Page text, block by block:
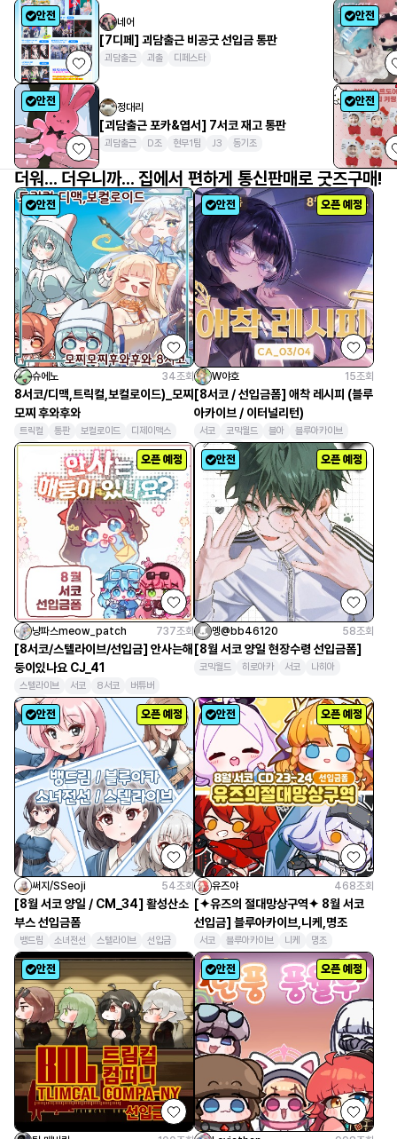
안전 네어
[7디페] 괴담출근 비공굿 선입금 통판
괴담출근 괴출 디페스타
안전 정대리
[괴담출근 포카&엽서] 7서코 재고 통판
괴담출근 D조 현무1팀 J3 동기조
안전
안전
더워... 더우니까... 집에서 편하게 통신판매로 굿즈구매!
안전
슈에노 34조회
8서코/디맥,트릭컬,보컬로이드)_모찌
모찌 후와후와
트릭컬 통판 보컬로이드
디제이맥스
서코
안전 오픈 예정
W야호 15조회
[8서코 / 선입금폼] 애착 레시피 (블루
아카이브 / 이터널리턴)
서코 코믹월드 블아
블루아카이브
이터널리턴
오픈 예정
냥파스meow_patch 737조회
[8서코/스텔라이브/선입금] 안사는해
둥이있나요 CJ_41
스텔라이브 서코 8서코
버튜버
선입금
안전 오픈 예정
멩@bb46120 58조회
[8월 서코 양일 현장수령 선입금폼]
코믹월드 히로아카 서코 나히아
안전 오픈 예정
써지/SSeoji 54조회
[8월 서코 양일 / CM_34] 활성산소
부스 선입금폼
뱅드림 소녀전선 스텔라이브
선입금
서코
안전 오픈 예정
유즈야 468조회
[✦유즈의 절대망상구역✦ 8월 서코
선입금] 블루아카이브,니케,명조
서코 블루아카이브 니케 명조
안전 안전 오픈 예정